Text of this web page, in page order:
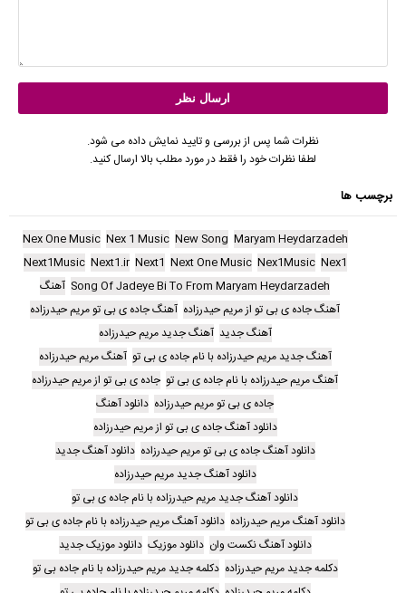
نظرات شما پس از بررسی و تایید نمایش داده می شود.
لطفا نظرات خود را فقط در مورد مطلب بالا ارسال کنید.
برچسب ها
Maryam Heydarzadeh
New Song
Nex 1 Music
Nex One Music
Nex1
Nex1Music
Next One Music
Next1
Next1.ir
Next1Music
Song Of Jadeye Bi To From Maryam Heydarzadeh آهنگ
آهنگ جاده ی بی تو از مریم حیدرزاده آهنگ جاده ی بی تو مریم حیدرزاده
آهنگ جدید آهنگ جدید مریم حیدرزاده
آهنگ جدید مریم حیدرزاده با نام جاده ی بی تو آهنگ مریم حیدرزاده
آهنگ مریم حیدرزاده با نام جاده ی بی تو جاده ی بی تو از مریم حیدرزاده
جاده ی بی تو مریم حیدرزاده دانلود آهنگ
دانلود آهنگ جاده ی بی تو از مریم حیدرزاده
دانلود آهنگ جاده ی بی تو مریم حیدرزاده دانلود آهنگ جدید
دانلود آهنگ جدید مریم حیدرزاده
دانلود آهنگ جدید مریم حیدرزاده با نام جاده ی بی تو
دانلود آهنگ مریم حیدرزاده دانلود آهنگ مریم حیدرزاده با نام جاده ی بی تو
دانلود آهنگ نکست وان دانلود موزیک دانلود موزیک جدید
دکلمه جدید مریم حیدرزاده دکلمه جدید مریم حیدرزاده با نام جاده بی تو